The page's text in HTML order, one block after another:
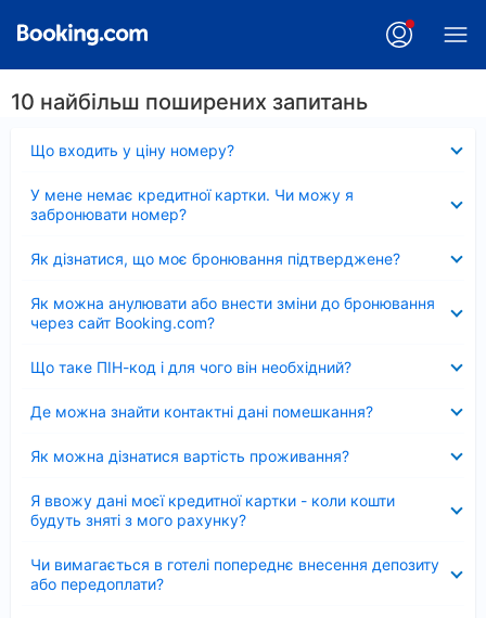
10 найбільш поширених запитань
Що входить у ціну номеру?
У мене немає кредитної картки. Чи можу я
забронювати номер?
Як дізнатися, що моє бронювання підтверджене?
Як можна анулювати або внести зміни до бронювання
через сайт Booking.com?
Що таке ПІН-код і для чого він необхідний?
Де можна знайти контактні дані помешкання?
Як можна дізнатися вартість проживання?
Я ввожу дані моєї кредитної картки - коли кошти
будуть зняті з мого рахунку?
Чи вимагається в готелі попереднє внесення депозиту
або передоплати?